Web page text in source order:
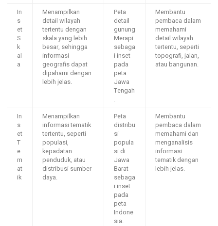
In
s
et
S
k
al
a
Menampilkan
detail wilayah
tertentu dengan
skala yang lebih
besar, sehingga
informasi
geografis dapat
dipahami dengan
lebih jelas.
Peta
detail
gunung
Merapi
sebaga
i inset
pada
peta
Jawa
Tengah
.
Membantu
pembaca dalam
memahami
detail wilayah
tertentu, seperti
topografi, jalan,
atau bangunan.
In
s
et
T
e
m
at
ik
Menampilkan
informasi tematik
tertentu, seperti
populasi,
kepadatan
penduduk, atau
distribusi sumber
daya.
Peta
distribu
si
popula
si di
Jawa
Barat
sebaga
i inset
pada
peta
Indone
sia.
Membantu
pembaca dalam
memahami dan
menganalisis
informasi
tematik dengan
lebih jelas.